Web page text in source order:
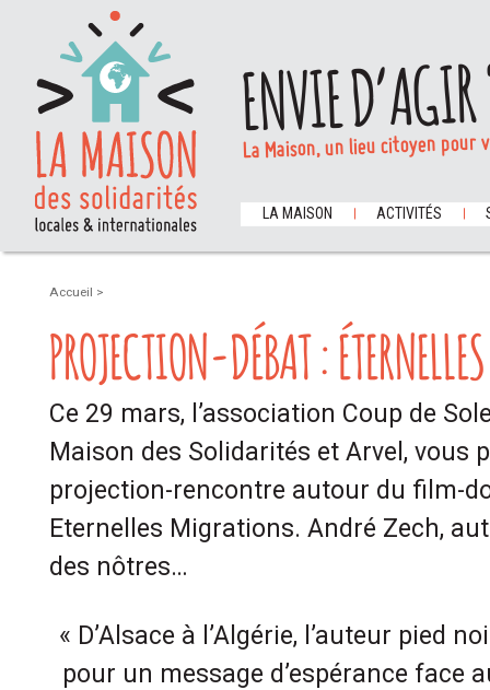
ENVIE
La Maison, un lieu citoyen
LA MAISON ACTIVITÉS
Accueil >
PROJECTION-DÉBAT :
Ce 29 mars, l’association Coup de
Maison des Solidarités et Arvel, vous
projection-rencontre autour du film-
Eternelles Migrations. André Zech,
des nôtres…
« D’Alsace à l’Algérie, l’auteur pied
pour un message d’espérance face